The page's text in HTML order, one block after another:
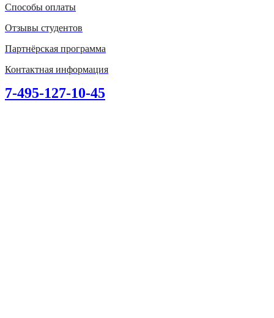
Способы оплаты
Отзывы студентов
Партнёрская программа
Контактная информация
7-495-127-10-45